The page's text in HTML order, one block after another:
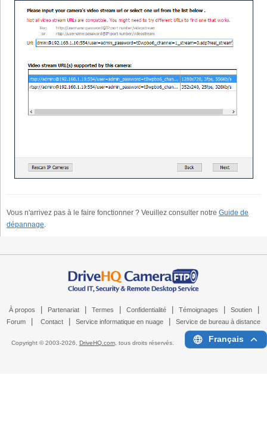
Vous n'arrivez pas à le faire fonctionner ? Veuillez consulter notre Guide de
dépannage
À propos Partenariat Termes Confidentialité Témoignages Soutien
Forum Contact Service informatique en nuage Service de bureau à distance
Copyright © 2003-2026, DriveHQ.com, tous droits réservés. Français